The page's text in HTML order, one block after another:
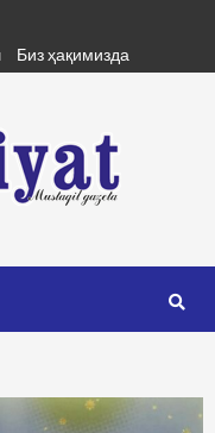
Биз ҳақимизда